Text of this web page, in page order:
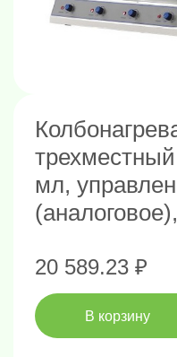
мл,
20 589.23 ₽
В корзину